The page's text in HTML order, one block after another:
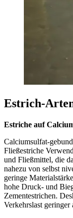
Estrich-
Estriche auf
Calciumsulfat-
Fließestriche
und Fließmittel, die
nahezu von selbst
geringe
hohe Druck- und
Zementestrichen.
Verkehrslast geringer